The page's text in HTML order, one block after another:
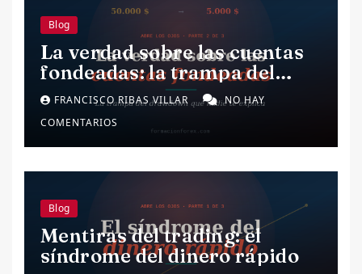
Blog
La verdad sobre las cuentas
fondeadas: la trampa del
drawdown.
FRANCISCO RIBAS VILLAR
NO HAY
COMENTARIOS
Blog
Mentiras del trading: el
síndrome del dinero rápido